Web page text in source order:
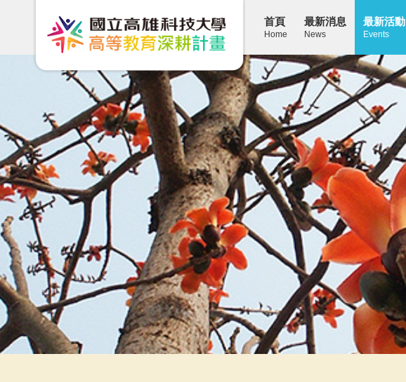
首頁
Home
最新消息
News
最新活動
Events